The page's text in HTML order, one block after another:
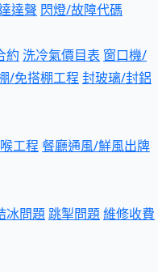
達聲 閃燈/故障代碼
約 洗冷氣價目表 窗口機/
/免搭棚工程 封玻璃/封鋁
工程 餐廳通風/鮮風出牌
冰問題跳掣問題維修收費